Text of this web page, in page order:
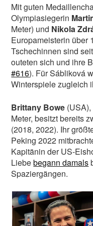
Mit guten
Olympiasiegerin
Meter) und Nikola
Europameisterin über
Tschechinnen sind
outeten sich und ihre
#616). Für Sábliková
Winterspiele zugleich
Brittany Bowe
Meter, besitzt bereits
(2018, 2022). Ihr
Peking 2022
Kapitänin der US-
Liebebegann damals
Spaziergängen.